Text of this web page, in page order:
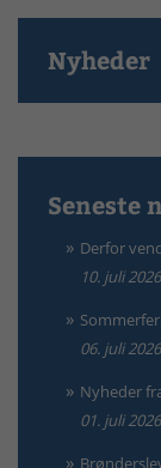
Nyheder
Seneste
Derfor
10. juli 2026
06. juli 2026
Nyheder
01. juli 2026